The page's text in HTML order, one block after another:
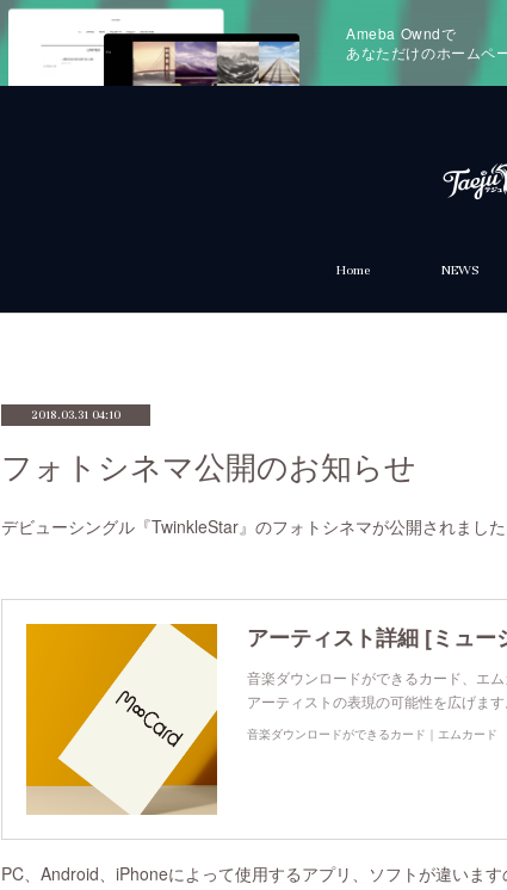
Ameba Owndで
あなただけのホームペ
Home NEWS
2018.03.31 04:10
フォトシネマ公開のお知らせ
デビューシングル『TwinkleStar』のフォトシネマが公開されました
アーティスト詳細 [ミュ
音楽ダウンロードができるカード、エ
アーティストの表現の可能性を広げま
音楽ダウンロードができるカード｜エムカード
PC、Android、iPhoneによって使用するアプリ、ソフトが違います